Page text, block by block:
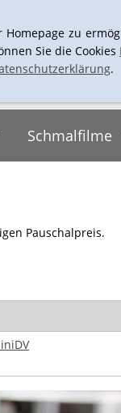
Schmalfilme
Pauschalpreis.
zu
Sie die Cookies
.